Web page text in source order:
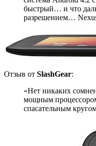
быстрый… и что
разрешением…
Отзыв от SlashGear:
«Нет никаких
мощным
спасательным